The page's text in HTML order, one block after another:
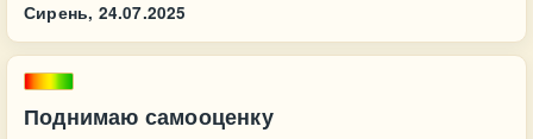
Сирень, 24.07.2025
Поднимаю самооценку